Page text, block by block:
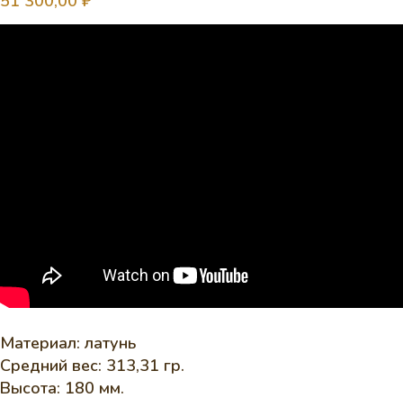
Материал: латунь
Средний вес: 313,31 гр.
Высота: 180 мм.